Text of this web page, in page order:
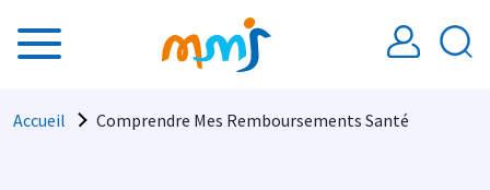
Fil d'Ariane
Accueil Comprendre Mes Remboursements Santé